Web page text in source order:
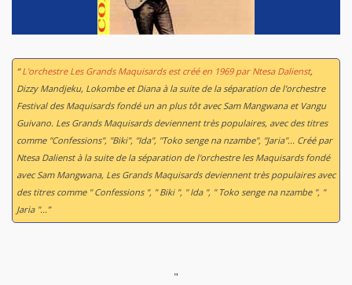
“L'orchestre Les Grands Maquisards est créé en 1969 par Ntesa Dalienst,
Dizzy Mandjeku, Lokombe et Diana à la suite de la séparation de l'orchestre
Festival des Maquisards fondé un an plus tôt avec Sam Mangwana et Vangu
Guivano. Les Grands Maquisards deviennent très populaires, avec des titres
comme "Confessions", "Biki", "Ida", "Toko senge na nzambe", "Jaria"... Créé par
Ntesa Dalienst à la suite de la séparation de l'orchestre les Maquisards fondé
avec Sam Mangwana, Les Grands Maquisards deviennent très populaires avec
des titres comme " Confessions ", " Biki ", " Ida ", " Toko senge na nzambe ", "
Jaria "...”
"